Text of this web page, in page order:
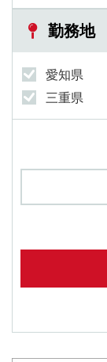
勤務地
愛知県
三重県